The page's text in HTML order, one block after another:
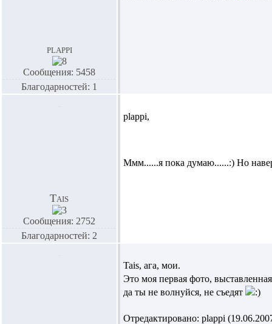
plappi
Сообщения: 5458
Благодарностей: 1
Tais
Сообщения: 2752
Благодарностей: 2
plappi,
Ммм......я пока думаю......:) Но
Tais, ага, мои.
Это моя первая фото,
да ты не волнуйся, не съедят
Отредактировано: plappi